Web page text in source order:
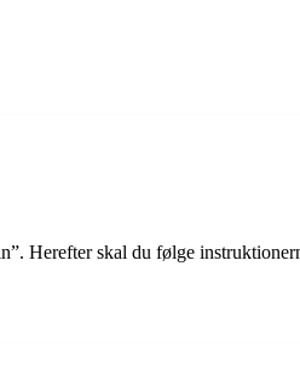
Herefter skal du følge